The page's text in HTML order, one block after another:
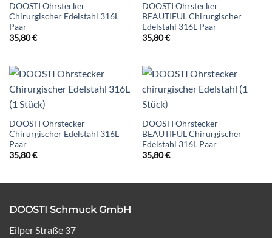
DOOSTI Ohrstecker
Chirurgischer Edelstahl 316L
Paar
35,80€
DOOSTI Ohrstecker
BEAUTIFUL Chirurgischer
Edelstahl 316L Paar
35,80€
DOOSTI Ohrstecker
Chirurgischer Edelstahl 316L
Paar
35,80€
DOOSTI Ohrstecker
BEAUTIFUL Chirurgischer
Edelstahl 316L Paar
35,80€
DOOSTI Schmuck GmbH
Eilper Straße 37